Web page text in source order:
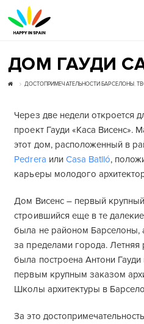
ДОМ ГАУДИ
ДОСТОПРИМЕЧАТЕЛЬНОСТИ БАРСЕЛОНЫ ,
Через две недели откроется
проект Гауди «Каса Висенс».
этот дом, расположенный в
Pedrera или Casa Batlló,
карьеры молодого
Дом Висенс – первый
строившийся еще в те
была не районом Барселоны,
за пределами города. Летняя
была построена Антони Гауди
первым крупным заказом
Школы архитектуры в
За это